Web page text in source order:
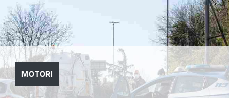
MOTORI